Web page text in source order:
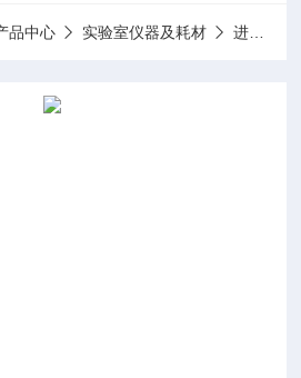
品中心 实验室仪器及耗材 进样针